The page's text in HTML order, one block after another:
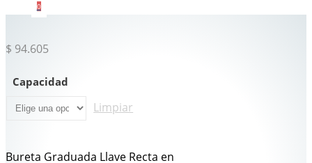
0
$ 94.605
Capacidad
Limpiar
Bureta Graduada Llave Recta en